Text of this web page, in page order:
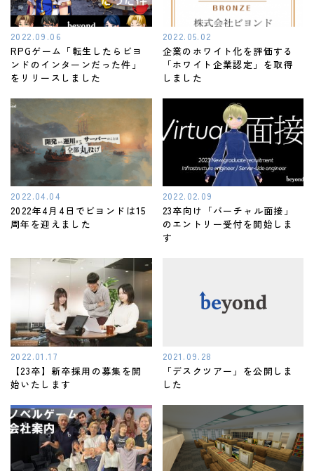
2022.09.06
RPGゲーム「転生したらビヨ
ンドのインターンだった件」
をリリースしました
2022.05.02
企業のホワイト化を評価する
「ホワイト企業認定」を取得
しました
2022.04.04
2022年4月4日でビヨンドは15
周年を迎えました
2022.02.09
23卒向け「バーチャル面接」
のエントリー受付を開始しま
す
2022.01.17
【23卒】新卒採用の募集を開
始いたします
2021.09.28
「デスクツアー」を公開しま
した